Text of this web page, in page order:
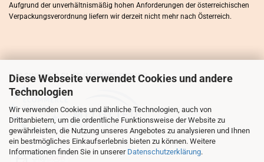
Diese Webseite verwendet Cookies und andere
Technologien
Wir verwenden Cookies und ähnliche Technologien, auch von
Drittanbietern, um die ordentliche Funktionsweise der Website zu
gewährleisten, die Nutzung unseres Angebotes zu analysieren und Ihnen
ein bestmögliches Einkaufserlebnis bieten zu können. Weitere
Informationen finden Sie in unserer Datenschutzerklärung.
Aufgrund der unverhältnismäßig hohen Anforderungen der österreichischen
Verpackungsverordnung liefern wir derzeit nicht mehr nach Österreich.
WIR SIND MITLGLIED IM HÄNDLERBUND